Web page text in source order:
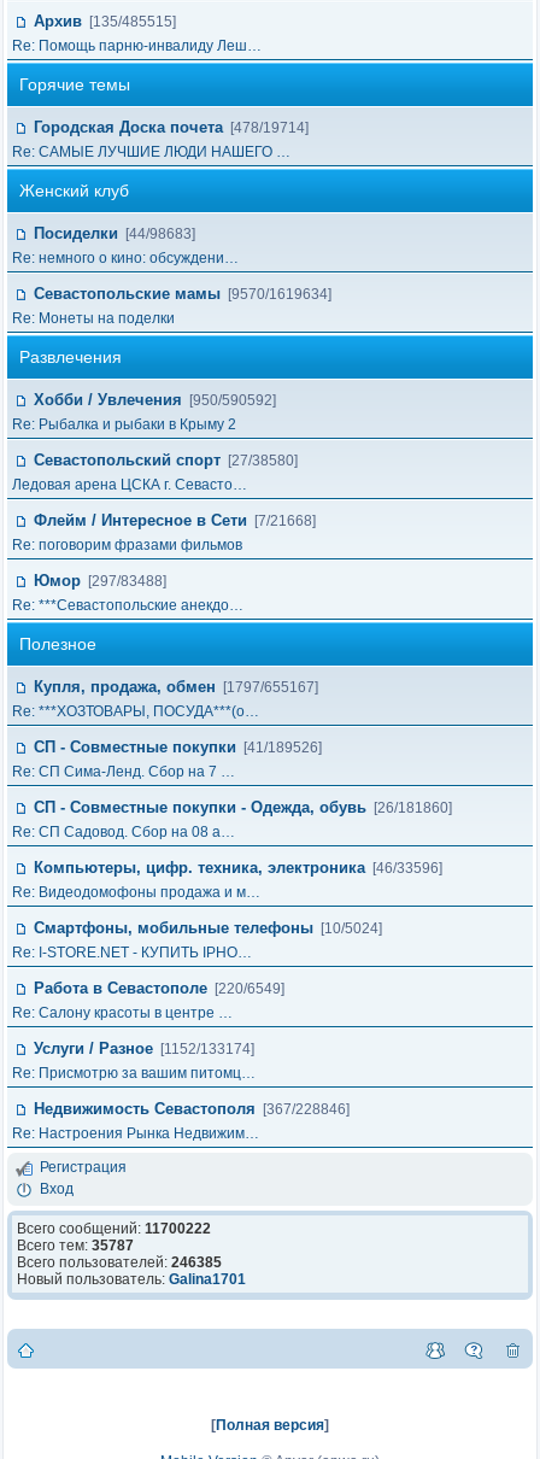
Архив [135/485515]
Re: Помощь парню-инвалиду Леш…
Горячие темы
Городская Доска почета [478/19714]
Re: САМЫЕ ЛУЧШИЕ ЛЮДИ НАШЕГО …
Женский клуб
Посиделки
[44/98683]
Re: немного о кино: обсуждени…
Севастопольские мамы [9570/1619634]
Re: Монеты на поделки
Развлечения
Хобби / Увлечения
[950/590592]
Re: Рыбалка и рыбаки в Крыму 2
Севастопольский спорт [27/38580]
Ледовая арена ЦСКА г. Севасто…
Флейм / Интересное в Cети
[7/21668]
Re: поговорим фразами фильмов
Юмор [297/83488]
Re: ***Севастопольские анекдо…
Полезное
Купля, продажа, обмен
[1797/655167]
Re: ***ХОЗТОВАРЫ, ПОСУДА***(о…
СП - Совместные покупки
[41/189526]
Re: СП Сима-Ленд. Сбор на 7 …
СП - Совместные покупки - Одежда, обувь [26/181860]
Re: СП Садовод. Сбор на 08 а…
Компьютеры, цифр. техника, электроника [46/33596]
Re: Видеодомофоны продажа и м…
Смартфоны, мобильные телефоны [10/5024]
Re: I-STORE.NET - КУПИТЬ IPHO…
Работа в Севастополе [220/6549]
Re: Салону красоты в центре …
Услуги / Разное [1152/133174]
Re: Присмотрю за вашим питомц…
Недвижимость Севастополя
[367/228846]
Re: Настроения Рынка Недвижим…
Регистрация
Вход
Всего сообщений: 11700222
Всего тем: 35787
Всего пользователей: 246385
Новый пользователь: Galina1701
[Полная версия]